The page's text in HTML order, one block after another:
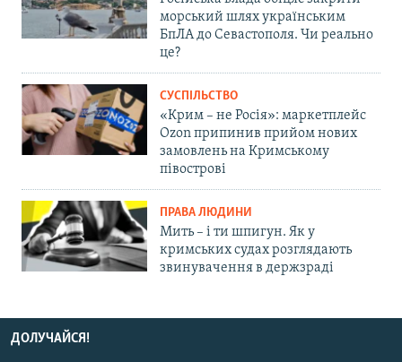
морський шлях українським
БпЛА до Севастополя. Чи реально
це?
СУСПІЛЬСТВО
«Крим – не Росія»: маркетплейс
Ozon припинив прийом нових
замовлень на Кримському
півострові
ПРАВА ЛЮДИНИ
Мить – і ти шпигун. Як у
кримських судах розглядають
звинувачення в держзраді
ДОЛУЧАЙСЯ!